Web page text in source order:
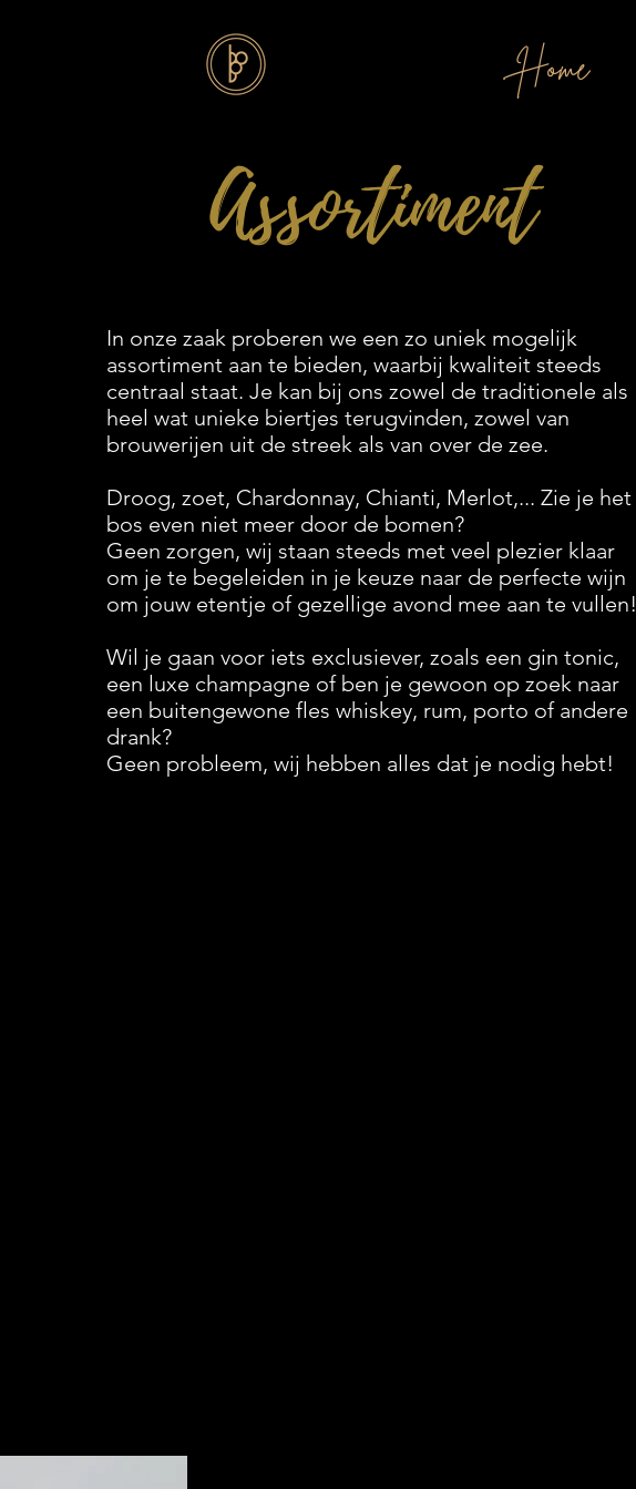
Home
Assortiment
In onze zaak proberen we een zo uniek mogelijk
assortiment aan te bieden, waarbij kwaliteit steeds
centraal staat. Je kan bij ons zowel de traditionele als
heel wat unieke biertjes terugvinden, zowel van
brouwerijen uit de streek als van over de zee.
Droog, zoet, Chardonnay, Chianti, Merlot,... Zie je het
bos even niet meer door de bomen?
Geen zorgen, wij staan steeds met veel plezier klaar
om je te begeleiden in je keuze naar de perfecte wijn
om jouw etentje of gezellige avond mee aan te vullen!
Wil je gaan voor iets exclusiever, zoals een gin tonic,
een luxe champagne of ben je gewoon op zoek naar
een buitengewone fles whiskey, rum, porto of andere
drank?
Geen probleem, wij hebben alles dat je nodig hebt!